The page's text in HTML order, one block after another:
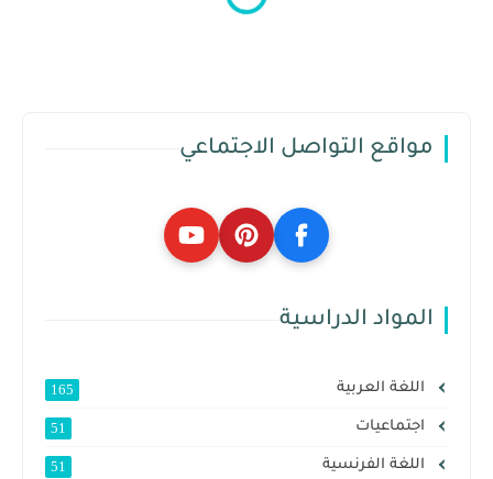
مواقع التواصل الاجتماعي
المواد الدراسية
اللغة العربية 165
اجتماعيات 51
اللغة الفرنسية 51